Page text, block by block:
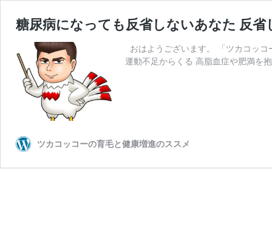
糖尿病になっても反省しないあなた 反
おはようございます。 「ツカコッ
運動不足からくる 高脂血症や肥満を
ツカコッコーの育毛と健康増進のススメ